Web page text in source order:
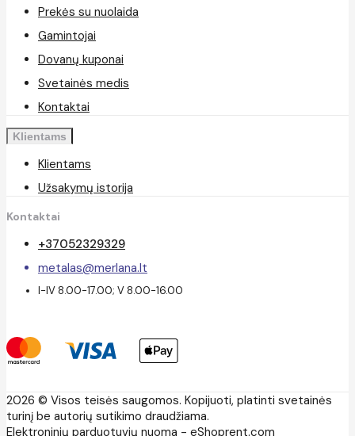
Prekės su nuolaida
Gamintojai
Dovanų kuponai
Svetainės medis
Kontaktai
Klientams
Klientams
Užsakymų istorija
Kontaktai
+37052329329
metalas@merlana.lt
I-IV 8.00-17.00; V 8.00-16.00
2026 © Visos teisės saugomos. Kopijuoti, platinti svetainės
turinį be autorių sutikimo draudžiama.
Elektroninių parduotuvių nuoma - eShoprent.com